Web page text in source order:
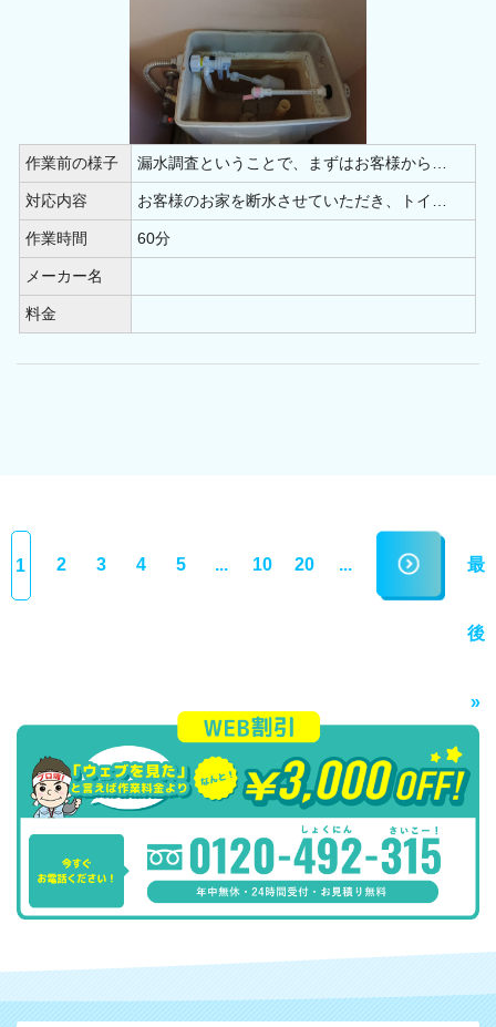
作業前の様子 漏水調査ということで、まずはお客様から…
対応内容 お客様のお家を断水させていただき、トイ…
作業時間 60分
メーカー名
料金
1 2 3 4 5 ... 10 20 ... 最
後
»